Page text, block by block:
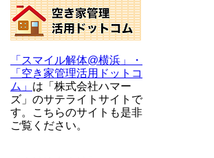
「スマイル解体@横浜」・
「空き家管理活用ドットコ
ム」 は「株式会社ハマー
ズ」のサテライトサイトで
す。こちらのサイトも是非
ご覧ください。